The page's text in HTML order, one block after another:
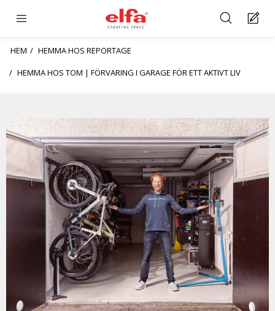
HEM
HEMMA HOS REPORTAGE
HEMMA HOS TOM | FÖRVARING I GARAGE FÖR ETT AKTIVT LIV